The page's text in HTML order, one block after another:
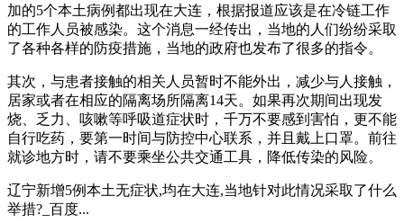
加的5个本土病例都出现在大连，根据报道应该是在冷链工作
的工作人员被感染。这个消息一经传出，当地的人们纷纷采取
了各种各样的防疫措施，当地的政府也发布了很多的指令。
其次，与患者接触的相关人员暂时不能外出，减少与人接触，
居家或者在相应的隔离场所隔离14天。如果再次期间出现发
烧、乏力、咳嗽等呼吸道症状时，千万不要感到害怕，更不能
自行吃药，要第一时间与防控中心联系，并且戴上口罩。前往
就诊地方时，请不要乘坐公共交通工具，降低传染的风险。
辽宁新增5例本土无症状,均在大连,当地针对此情况采取了什么
举措?_百度...